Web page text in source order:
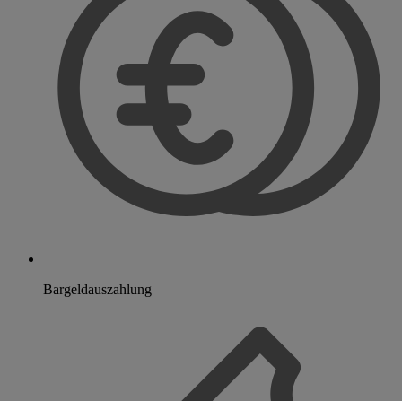
Bargeldauszahlung